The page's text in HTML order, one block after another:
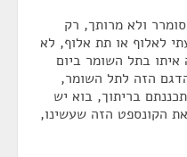
ולא מרותך, רק
לאלוף או תת אלוף, לא
איתו בתל השומר ביום
הזה לתל השומר,
בריתוך, בוא יש
הקונספט הזה שעשינו,